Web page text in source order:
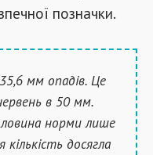
позначки.
мм опадів. Це
в 50 мм.
норми лише
досягла